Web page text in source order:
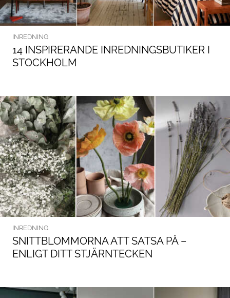
INREDNING
14 INSPIRERANDE INREDNINGSBUTIKER I
STOCKHOLM
INREDNING
SNITTBLOMMORNA ATT SATSA PÅ –
ENLIGT DITT STJÄRNTECKEN